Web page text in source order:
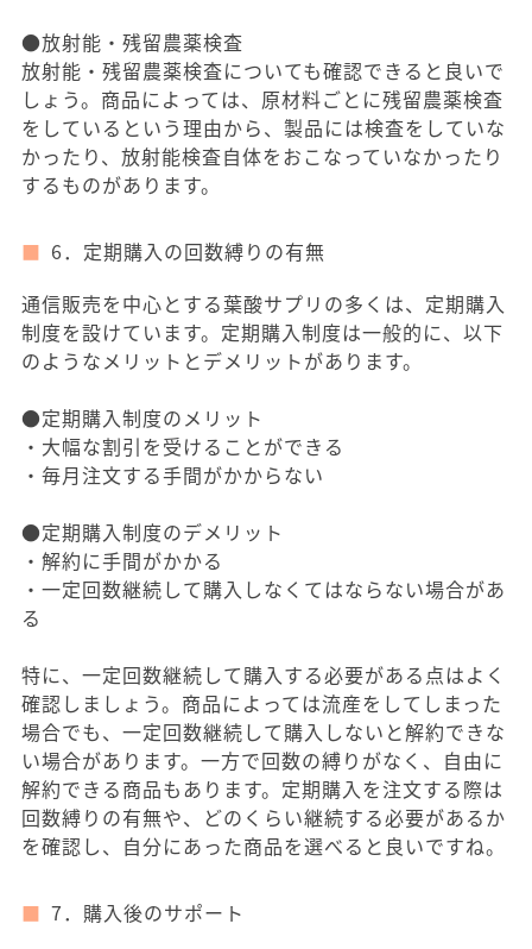
●放射能・残留農薬検査
放射能・残留農薬検査についても確認できると良いで
しょう。商品によっては、原材料ごとに残留農薬検査
をしているという理由から、製品には検査をしていな
かったり、放射能検査自体をおこなっていなかったり
するものがあります。
6．定期購入の回数縛りの有無
通信販売を中心とする葉酸サプリの多くは、定期購入
制度を設けています。定期購入制度は一般的に、以下
のようなメリットとデメリットがあります。
●定期購入制度のメリット
・大幅な割引を受けることができる
・毎月注文する手間がかからない
●定期購入制度のデメリット
・解約に手間がかかる
・一定回数継続して購入しなくてはならない場合があ
る
特に、一定回数継続して購入する必要がある点はよく
確認しましょう。商品によっては流産をしてしまった
場合でも、一定回数継続して購入しないと解約できな
い場合があります。一方で回数の縛りがなく、自由に
解約できる商品もあります。定期購入を注文する際は
回数縛りの有無や、どのくらい継続する必要があるか
を確認し、自分にあった商品を選べると良いですね。
7．購入後のサポート